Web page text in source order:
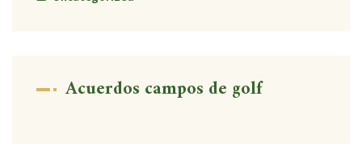
Acuerdos campos de golf